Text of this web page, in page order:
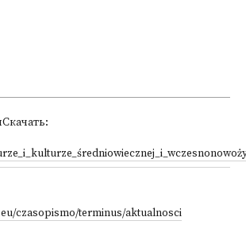
czasopismo/terminus/aktualnosci